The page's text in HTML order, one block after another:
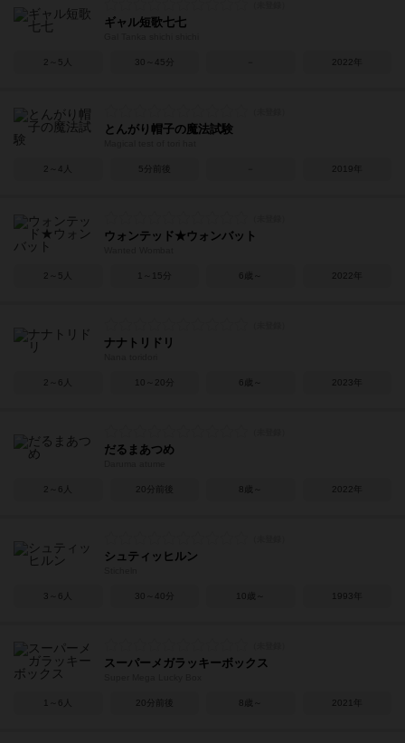
ギャル短歌七七
2～5人 30～45分 2022年
とんがり帽子の魔法試験
2～4人 5分前後 2019年
ウォンテッド★ウォンバット
2～5人 1～15分 6歳～ 2022年
ナナトリドリ
2～6人 10～20分 6歳～ 2023年
だるまあつめ
2～6人 20分前後 8歳～ 2022年
シュティッヒルン
3～6人 30～40分 10歳～ 1993年
スーパーメガラッキーボックス
1～6人 20分前後 8歳～ 2021年